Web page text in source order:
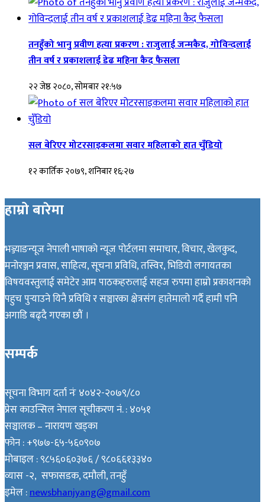
तनहुँको भानु प्रवीण हत्या प्रकरण : राजुलाई जन्मकैद, गोविन्दलाई
तीन वर्ष र प्रकाशलाई डेढ महिना कैद फैसला
२२ जेष्ठ २०८०, सोमबार २१:५७
सल बेरिएर मोटरसाइकलमा सवार महिलाको हात चुँडियो
१२ कार्तिक २०७९, शनिबार १६:२७
हाम्रो बारेमा
भञ्ज्याङन्यूज नेपाली भाषाको न्यूज पोर्टलमा समाचार, विचार, खेलकुद,
मनोरञ्जन प्रवास, साहित्य, सूचना प्रविधि, तस्विर, भिडियो लगायतका
विषयवस्तुलाई समेटेर आम पाठकहरुलाई सहज रुपमा हाम्रो प्रकाशनको
पहुच पुर्‍याउने यिनै प्रविधि र सञ्चारका क्षेत्रसंग हातेमालो गर्दै हामी पनि
अगाडि बढ्दै गएका छौं ।
सम्पर्क
सूचना विभाग दर्ता नंः ४०४२-२०७९/८०
प्रेस काउन्सिल नेपाल सूचीकरण नं. : ४०५१
सञ्चालक – नारायण खड्का
फोन : +९७७-६५-५६०९०७
मोबाइल : ९८५६०६०३७६ / ९८०६६१३३४०
व्यास -२, सफासडक, दमौली, तनहुँ
इमेल :newsbhanjyang@gmail.com